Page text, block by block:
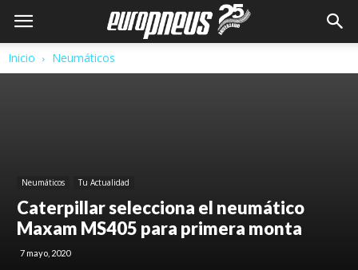
Inicio Neumáticos
Neumáticos Tu Actualidad
Caterpillar selecciona el neumático
Maxam MS405 para primera monta
7 mayo, 2020